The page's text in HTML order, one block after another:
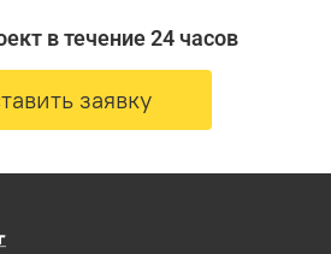
в течение 24 часов
заявку